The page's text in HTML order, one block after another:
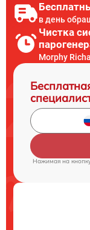
в день
Чистка
Morphy
Нажимая на